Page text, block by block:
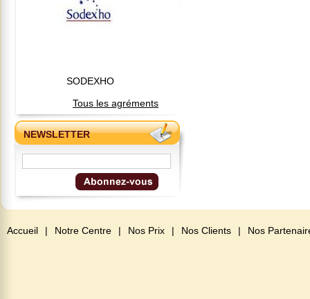
SODEXHO
Tous les agréments
NEWSLETTER
Accueil | Notre Centre | Nos Prix | Nos Clients | Nos